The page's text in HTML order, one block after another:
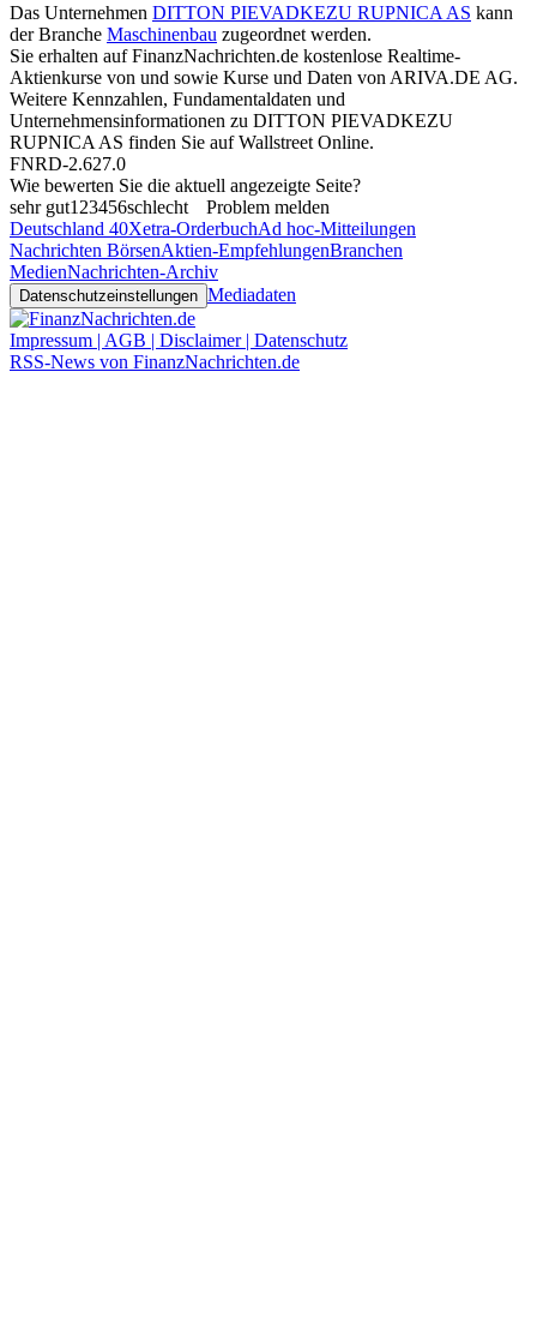
Das Unternehmen DITTON PIEVADKEZU RUPNICA AS kann
der Branche Maschinenbau zugeordnet werden.
Sie erhalten auf FinanzNachrichten.de kostenlose Realtime-
Aktienkurse von und sowie Kurse und Daten von ARIVA.DE AG.
Weitere Kennzahlen, Fundamentaldaten und
Unternehmensinformationen zu DITTON PIEVADKEZU
RUPNICA AS finden Sie aufWallstreet Online.
FNRD-2.627.0
Wie bewerten Sie die aktuell angezeigte Seite?
sehr gut1 23456schlecht
Problem melden
Deutschland 40Xetra-OrderbuchAd hoc-Mitteilungen
Nachrichten BörsenAktien-EmpfehlungenBranchen
MedienNachrichten-Archiv
Datenschutzeinstellungen Mediadaten
Impressum | AGB | Disclaimer | Datenschutz
RSS-News von FinanzNachrichten.de